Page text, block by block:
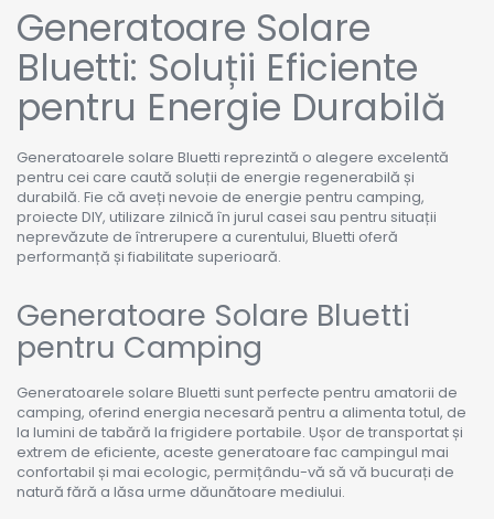
Generatoare Solare
Bluetti: Soluții Eficiente
pentru Energie Durabilă
Generatoarele solare Bluetti reprezintă o alegere excelentă
pentru cei care caută soluții de energie regenerabilă și
durabilă. Fie că aveți nevoie de energie pentru camping,
proiecte DIY, utilizare zilnică în jurul casei sau pentru situații
neprevăzute de întrerupere a curentului, Bluetti oferă
performanță și fiabilitate superioară.
Generatoare Solare Bluetti
pentru Camping
Generatoarele solare Bluetti sunt perfecte pentru amatorii de
camping, oferind energia necesară pentru a alimenta totul, de
la lumini de tabără la frigidere portabile. Ușor de transportat și
extrem de eficiente, aceste generatoare fac campingul mai
confortabil și mai ecologic, permițându-vă să vă bucurați de
natură fără a lăsa urme dăunătoare mediului.